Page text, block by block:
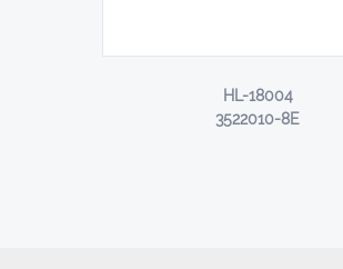
HL-18004
3522010-8E